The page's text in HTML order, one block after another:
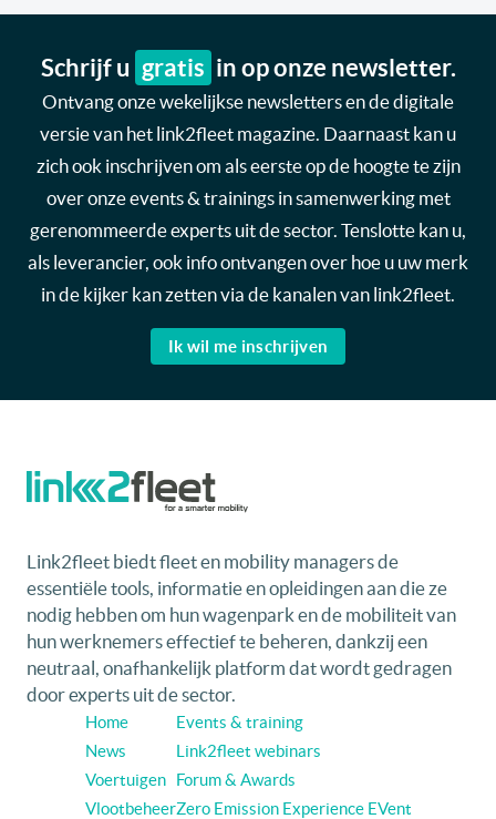
Schrijf u gratis in op onze newsletter.
Ontvang onze wekelijkse newsletters en de digitale
versie van het link2fleet magazine. Daarnaast kan u
zich ook inschrijven om als eerste op de hoogte te zijn
over onze events & trainings in samenwerking met
gerenommeerde experts uit de sector. Tenslotte kan u,
als leverancier, ook info ontvangen over hoe u uw merk
in de kijker kan zetten via de kanalen van link2fleet.
Ik wil me inschrijven
Link2fleet biedt fleet en mobility managers de
essentiële tools, informatie en opleidingen aan die ze
nodig hebben om hun wagenpark en de mobiliteit van
hun werknemers effectief te beheren, dankzij een
neutraal, onafhankelijk platform dat wordt gedragen
door experts uit de sector.
Home
News
Voertuigen
Vlootbeheer
Events & training
Link2fleet webinars
Forum & Awards
Zero Emission Experience EVent